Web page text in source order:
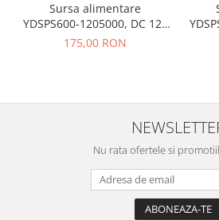
Sursa alimentare
YDSPS600-1205000, DC 12V
50A, profesionala, carcasa
175,00 RON
Nu rata ofertele si